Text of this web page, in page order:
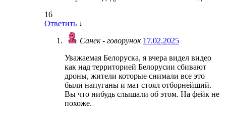
16
Ответить ↓
Санек - говорунок 17.02.2025
Уважаемая Белоруска, я вчера видел видео
как над территорией Белорусии сбивают
дроны, жители которые снимали все это
были напуганы и мат стоял отборнейший.
Вы что нибудь слышали об этом. На фейк не
похоже.